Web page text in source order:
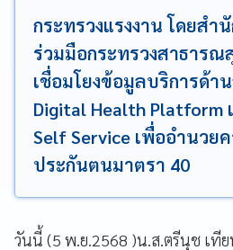
กระทรวงแรงงาน โดยสำ
ร่วมมือกระทรวงสาธาร
เชื่อมโยงข้อมูลบริการด้
Digital Health Platform
Self Service เพื่ออำนวย
ประกันตนมาตรา 40
วันนี้ (5 พ.ย.2568 )น.ส.ตรีนุช เทีย